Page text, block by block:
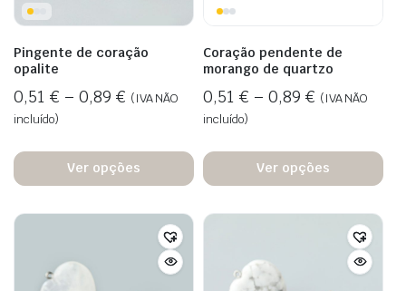
Pingente de coração
opalite
0,51 € – 0,89 € (IVA NÃO
incluído)
Ver opções
Coração pendente de
morango de quartzo
0,51 € – 0,89 € (IVA NÃO
incluído)
Ver opções